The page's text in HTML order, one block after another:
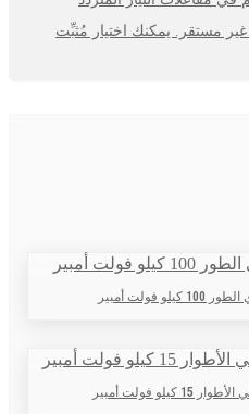
مستقر. يمكنك اختيار مُثبِّت
أمبير
فولت أمبير